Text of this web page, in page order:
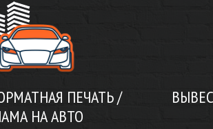
ПЕЧАТЬ /
НА АВТО